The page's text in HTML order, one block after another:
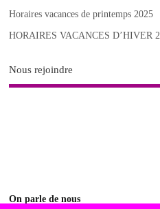
Horaires vacances de printemps 2025
HORAIRES VACANCES D’HIVER
Nous rejoindre
On parle de nous